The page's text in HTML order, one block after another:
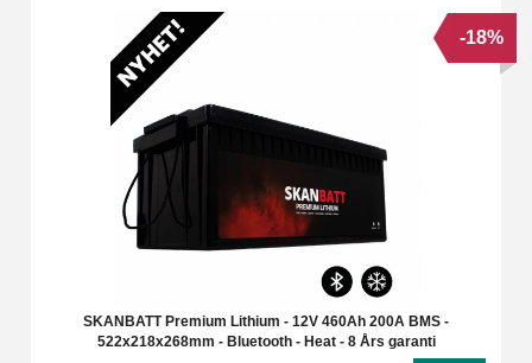
SKANBATT Premium Lithium - 12V 460Ah 200A BMS -
522x218x268mm - Bluetooth - Heat - 8 Års garanti
-18%